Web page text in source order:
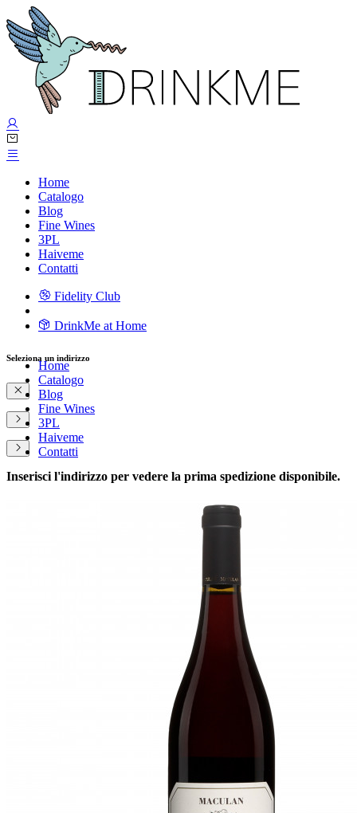
Home
Catalogo
Blog
Fine Wines
3PL
Haiveme
Contatti
Fidelity Club
DrinkMe at Home
Home
Catalogo
Blog
Fine Wines
3PL
Haiveme
Contatti
Seleziona un indirizzo
Inserisci l'indirizzo per vedere la prima spedizione disponibile.